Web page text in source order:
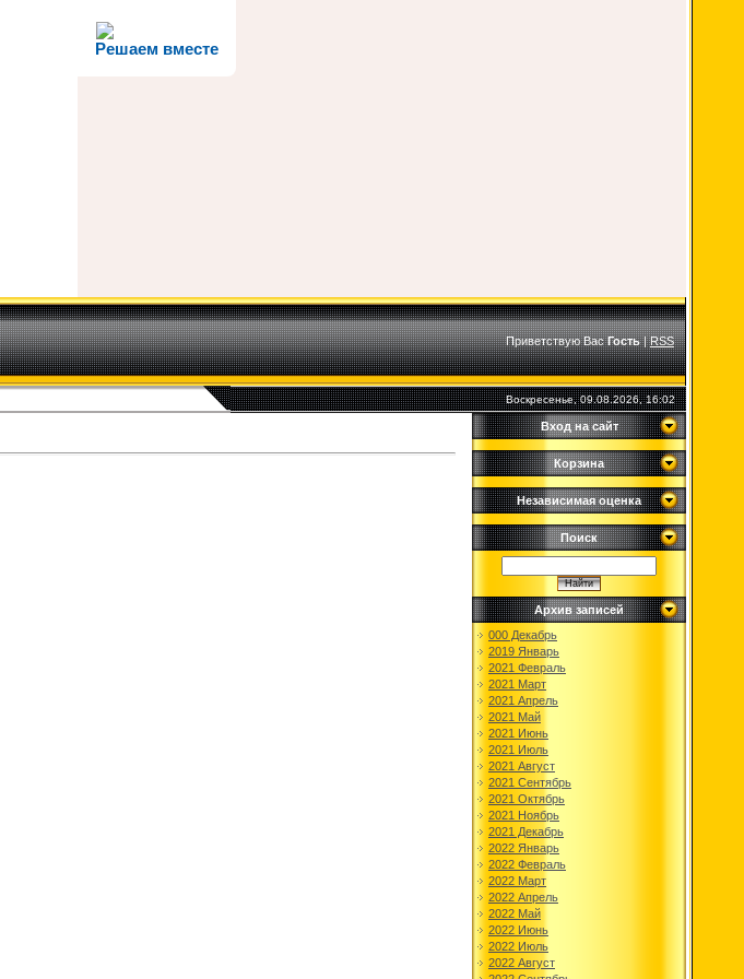
Решаем вместе
Приветствую Вас Гость|RSS
Воскресенье, 09.08.2026, 16:02
Вход на сайт
Корзина
Независимая оценка
Поиск
Архив записей
000 Декабрь
2019 Январь
2021 Февраль
2021 Март
2021 Апрель
2021 Май
2021 Июнь
2021 Июль
2021 Август
2021 Сентябрь
2021 Октябрь
2021 Ноябрь
2021 Декабрь
2022 Январь
2022 Февраль
2022 Март
2022 Апрель
2022 Май
2022 Июнь
2022 Июль
2022 Август